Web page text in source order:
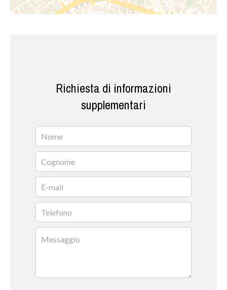
Richiesta di informazioni
supplementari